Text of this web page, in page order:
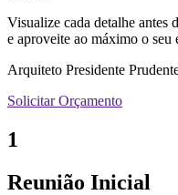
Visualize cada detalhe antes
e aproveite ao máximo o seu
Arquiteto Presidente
Solicitar Orçamento
1
Reunião Inicial